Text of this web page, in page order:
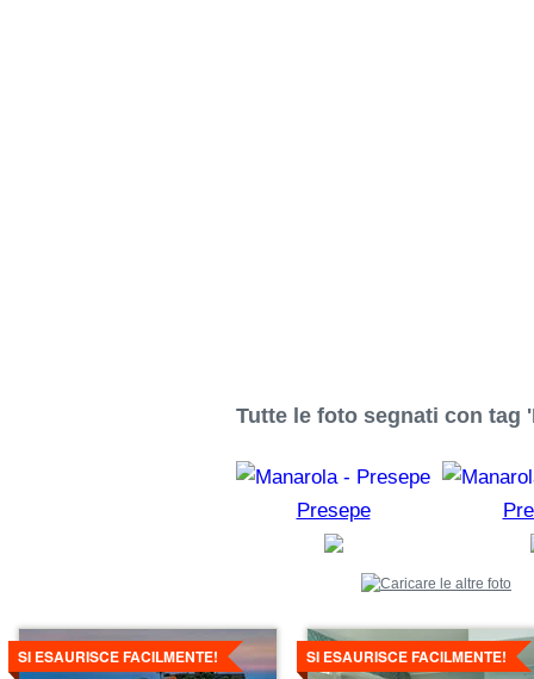
Tutte le foto segnati con tag
Presepe
SI ESAURISCE FACILMENTE!
Dettagli
SI ESAURISCE FACILMENTE!
Dettagli